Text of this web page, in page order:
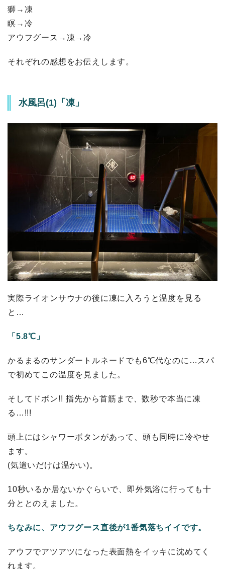
獅→凍
瞑→冷
アウフグース→凍→冷
それぞれの感想をお伝えします。
水風呂(1)「凍」
実際ライオンサウナの後に凍に入ろうと温度を見る
と…
「5.8℃」
かるまるのサンダートルネードでも6℃代なのに…スパ
で初めてこの温度を見ました。
そしてドボン!! 指先から首筋まで、数秒で本当に凍
る…!!!
頭上にはシャワーボタンがあって、頭も同時に冷やせ
ます。
(気遣いだけは温かい)。
10秒いるか居ないかぐらいで、即外気浴に行っても十
分ととのえました。
ちなみに、アウフグース直後が1番気落ちイイです。
アウフでアツアツになった表面熱をイッキに沈めてく
れます。